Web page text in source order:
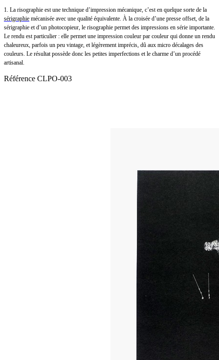
1. La risographie est une technique d’impression mécanique, c’est en quelque sorte de la
sérigraphie mécanisée avec une qualité équivalente. À la croisée d’une presse offset, de la
sérigraphie et d’un photocopieur, le risographie permet des impressions en série importante.
Le rendu est particulier : elle permet une impression couleur par couleur qui donne un rendu
chaleureux, parfois un peu vintage, et légèrement imprécis, dû aux micro décalages des
couleurs. Le résultat possède donc les petites imperfections et le charme d’un procédé
artisanal.
Référence CLPO-003